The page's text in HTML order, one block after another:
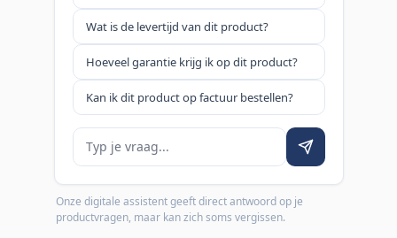
Wat is de levertijd van dit product?
Hoeveel garantie krijg ik op dit product?
Kan ik dit product op factuur bestellen?
Je vraag
Onze digitale assistent geeft direct antwoord op je
productvragen, maar kan zich soms vergissen.